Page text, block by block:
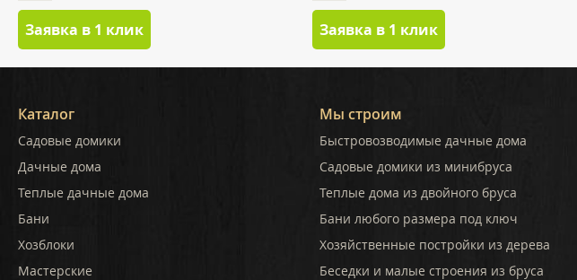
Заявка в 1 клик Заявка в 1 клик
Каталог
Садовые домики
Дачные дома
Теплые дачные дома
Бани
Хозблоки
Мастерские
Мы строим
Быстровозводимые дачные дома
Садовые домики из минибруса
Теплые дома из двойного бруса
Бани любого размера под ключ
Хозяйственные постройки из дерева
Беседки и малые строения из бруса